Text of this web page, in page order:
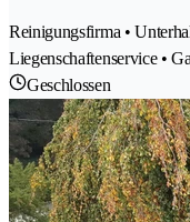
Reinigungsfirma •
Liegenschaftenservice •
Geschlossen